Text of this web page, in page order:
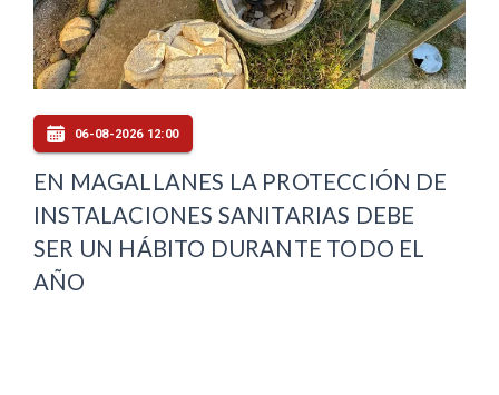
06-08-2026 12:00
EN MAGALLANES LA PROTECCIÓN DE
INSTALACIONES SANITARIAS DEBE
SER UN HÁBITO DURANTE TODO EL
AÑO